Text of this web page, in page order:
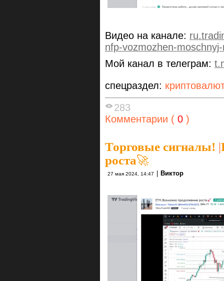
Видео на канале:
nfp-vozmozhen-
Мой канал в телеграм:
спецраздел:
283
Комментарии ( 0 )
Торговые сигналы! |
роста🚀
27 мая 2024, 14:47 Виктор